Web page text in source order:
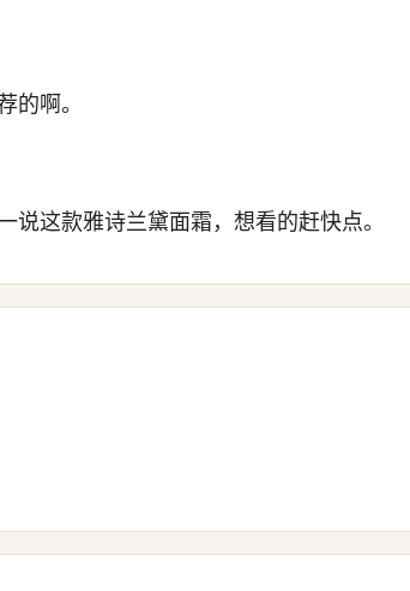
的啊。
这款雅诗兰黛面霜，想看的赶快点。